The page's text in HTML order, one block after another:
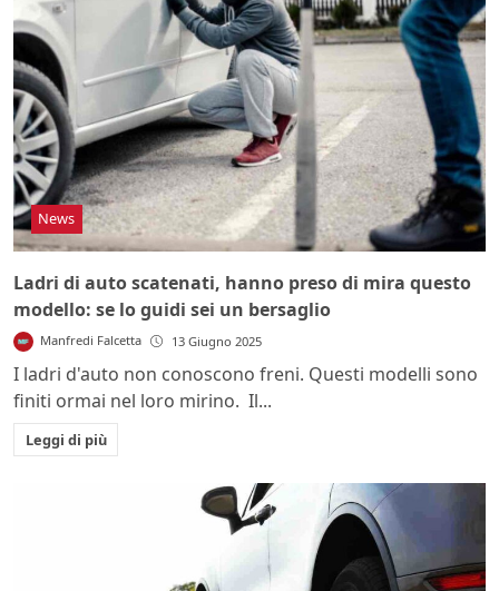
News
Ladri di auto scatenati, hanno preso di mira questo
modello: se lo guidi sei un bersaglio
Manfredi Falcetta 13 Giugno 2025
I ladri d'auto non conoscono freni. Questi modelli sono
finiti ormai nel loro mirino. Il...
Leggi di più